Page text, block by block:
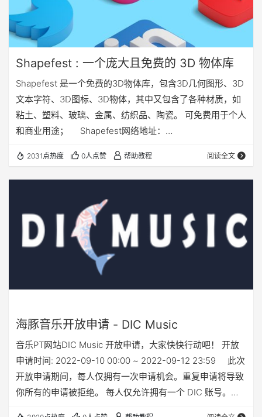
Shapefest : 一个庞大且免费的 3D 物体库
Shapefest 是一个免费的3D物体库，包含3D几何图形、3D
文本字符、3D图标、3D物体，其中又包含了各种材质，如
粘土、塑料、玻璃、金属、纺织品、陶瓷。 可免费用于个人
和商业用途； Shapefest网络地址：
2031点热度 0人点赞 帮助教程 阅读全文
海豚音乐开放申请 - DIC Music
音乐PT网站DIC Music 开放申请，大家快快行动吧！ 开放
申请时间: 2022-09-10 00:00 ~ 2022-09-12 23:59 此次
开放申请期间，每人仅拥有一次申请机会。重复申请将导致
你所有的申请被拒绝。 每人仅允许拥有一个 DIC 账号。重